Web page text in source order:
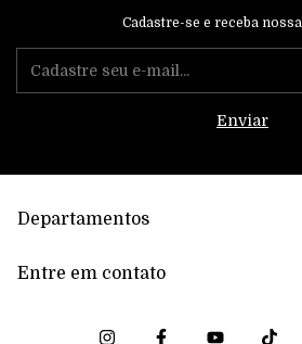
Cadastre-se e receba
Departamentos
Entre em contato